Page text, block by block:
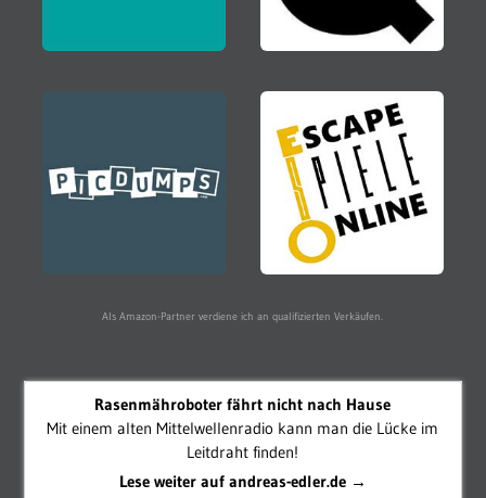
Als Amazon-Partner verdiene ich an qualifizierten Verkäufen.
Rasenmähroboter fährt nicht nach Hause
Mit einem alten Mittelwellenradio kann man die Lücke im
Leitdraht finden!
Lese weiter auf andreas-edler.de →